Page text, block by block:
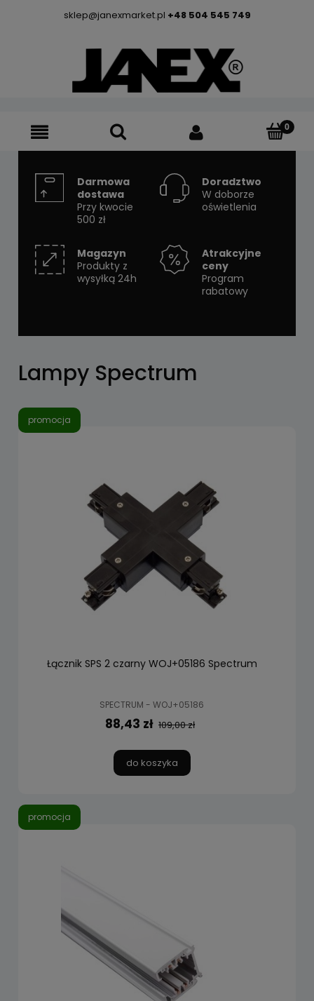
sklep@janexmarket.pl +48 504 545 749
Darmowa
dostawa
Przy kwocie
500 zł
Doradztwo
W doborze
oświetlenia
Magazyn
Produkty z
wysyłką 24h
Atrakcyjne
ceny
Program
rabatowy
Lampy Spectrum
Łącznik SPS 2 czarny WOJ+05186 Spectrum
SPECTRUM - WOJ+05186
88,43 zł 109,00 zł
do koszyka
promocja
promocja